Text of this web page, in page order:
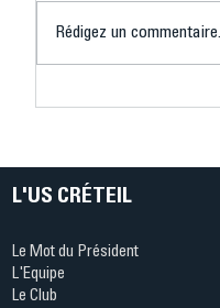
Ping ? Quand le
Rédigez un
L'US CRÉTEIL
Le Mot du Président
L'Equipe
Le Club